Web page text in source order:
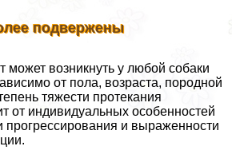
подвержены
возникнуть у любой собаки
от пола, возраста, породной
тяжести протекания
от индивидуальных особенностей
прогрессирования и выраженности